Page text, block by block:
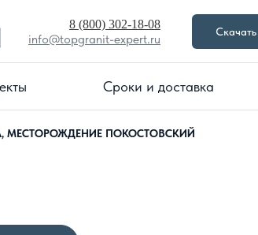
8 (800) 302-18-08
info@topgranit-expert.ru
Сроки и доставка
МЕСТОРОЖДЕНИЕ ПОКОСТОВСКИЙ